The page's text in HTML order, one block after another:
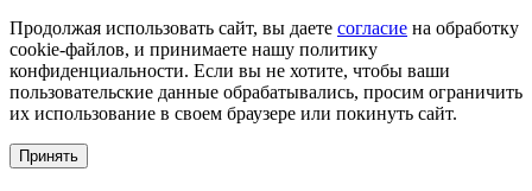
Продолжая использовать сайт, вы даете согласие на обработку
cookie-файлов, и принимаете нашу политику
конфиденциальности. Если вы не хотите, чтобы ваши
пользовательские данные обрабатывались, просим ограничить
их использование в своем браузере или покинуть сайт.
Принять